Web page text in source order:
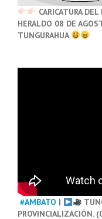
CARICATURA
HERALDO 08 DE
TUNGURAHUA
#AMBATO |
PROVINCIALIZACIÓN.